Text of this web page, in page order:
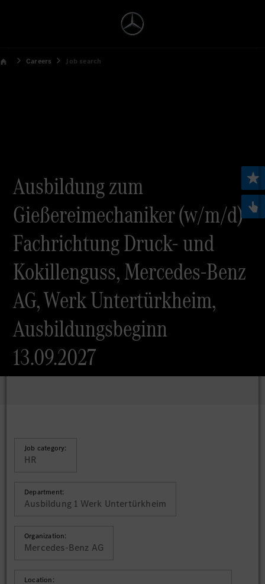
Careers Job search
Ausbildung zum
Gießereimechaniker (w/m/d)
Fachrichtung Druck- und
Kokillenguss, Mercedes-Benz
AG, Werk Untertürkheim,
Ausbildungsbeginn
13.09.2027
Job category:
HR
Department:
Ausbildung 1 Werk Untertürkheim
Organization:
Mercedes-Benz AG
Location: